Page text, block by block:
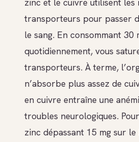
transporteurs pour passer
le sang. En consommant 30
quotidiennement, vous
transporteurs. À terme,
n’absorbe plus assez de
en cuivre entraîne une
troubles neurologiques.
zinc dépassant 15 mg sur